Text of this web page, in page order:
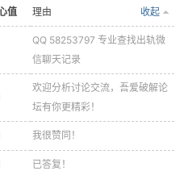
值 收起
理由
QQ 58253797 专业查找出轨微
信聊天记录
欢迎分析讨论交流，吾爱破解论
坛有你更精彩！
我很赞同！
已答复！